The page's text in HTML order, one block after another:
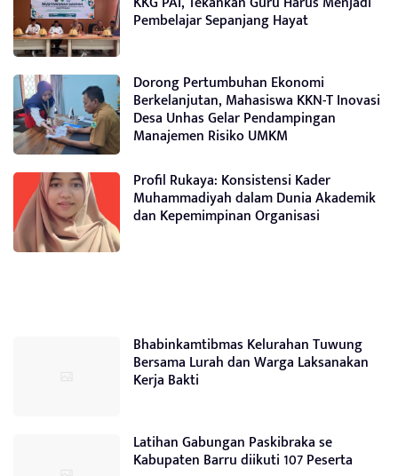
Pembelajar Sepanjang Hayat
Dorong Pertumbuhan Ekonomi
Berkelanjutan, Mahasiswa KKN-T Inovasi
Desa Unhas Gelar Pendampingan
Manajemen Risiko UMKM
Profil Rukaya: Konsistensi Kader
Muhammadiyah dalam Dunia Akademik
dan Kepemimpinan Organisasi
Bhabinkamtibmas Kelurahan Tuwung
Bersama Lurah dan Warga Laksanakan
Kerja Bakti
Latihan Gabungan Paskibraka se
Kabupaten Barru diikuti 107 Peserta